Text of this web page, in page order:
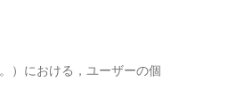
）における，ユーザーの個